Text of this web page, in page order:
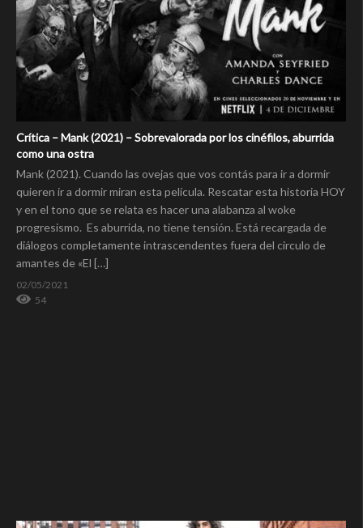
Crítica – Mank (2021) – Sobrevalorada por los cinéfilos, aburrida
como una ostra
Mank (2021). Cuando las ovejas que vos contás para ir a dormir
quieren ir a dormir miran esta película. Rescatar esta historia HOY
y en el tono que se relata es hacer una alabanza al woke
progresismo. Es aburrida, no tiene tensión. Está recargada de
diálogos completamente intrascendentes fuera del circulo de
amantes de «El […]
02/05/2021
54